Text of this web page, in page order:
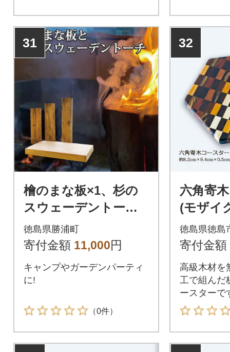
31
檜のまな板×1、杉の
スウェーデントーチ×
3
徳島県勝浦町
寄付金額 11,000円
キャンプやガーデンパーティ
に!
（0件）
32
六角寄
(モザイ
C01】
徳島県徳島
寄付金額
高級木材を
工で組んだ
ースターで